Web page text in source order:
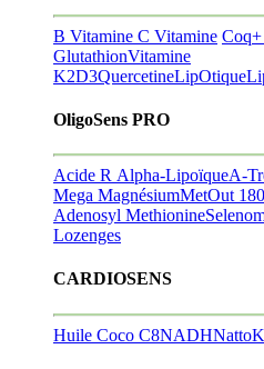
B Vitamine C Vitamine
GlutathionVitamine
K2D3QuercetineLipOtique
OligoSens PRO
Acide R Alpha-LipoïqueA-
Mega MagnésiumMetOut 180
Adenosyl Methionine
Lozenges
CARDIOSENS
Huile Coco C8NADH